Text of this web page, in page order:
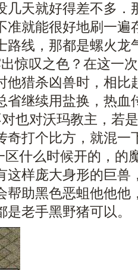
几天就好得差不多．
准就能很好地刷一遍
路线，那都是螺火龙
惊叹之色？在这一
他猎杀凶兽时，相比
继续用盐换，热血
也对沃玛教主，若
奇打个比方，就混一
区什么时候开的，的
这样庞大身形的巨兽
帮助黑色恶蛆他他他
老手黑野猪可以。